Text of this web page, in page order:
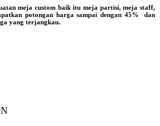
meja custom baik itu meja partisi, meja staff,
potongan harga sampai dengan 45% dan
yang terjangkau.